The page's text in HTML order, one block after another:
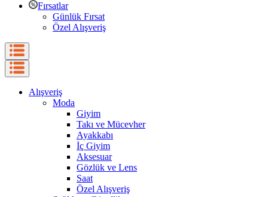
Fırsatlar
Günlük Fırsat
Özel Alışveriş
Alışveriş
Moda
Giyim
Takı ve Mücevher
Ayakkabı
İç Giyim
Aksesuar
Gözlük ve Lens
Saat
Özel Alışveriş